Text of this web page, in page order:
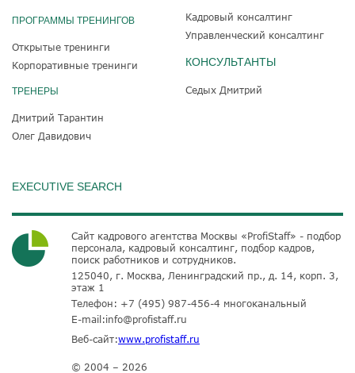
ПРОГРАММЫ ТРЕНИНГОВ
Открытые тренинги
Корпоративные тренинги
ТРЕНЕРЫ
Дмитрий Тарантин
Олег Давидович
Кадровый консалтинг
Управленческий консалтинг
КОНСУЛЬТАНТЫ
Седых Дмитрий
EXECUTIVE SEARCH
Сайт кадрового агентства Москвы «ProfiStaff» - подбор
персонала, кадровый консалтинг, подбор кадров,
поиск работников и сотрудников.
125040, г. Москва, Ленинградский пр., д. 14, корп. 3,
этаж 1
Телефон: +7 (495) 987-456-4 многоканальный
E-mail:info@profistaff.ru
Веб-сайт:www.profistaff.ru
© 2004 – 2026